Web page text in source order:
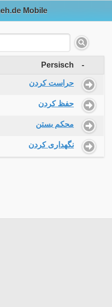
Mobile
Persisch -
حراست کردن
حفظ کردن
محکم بستن
نگهداری کردن